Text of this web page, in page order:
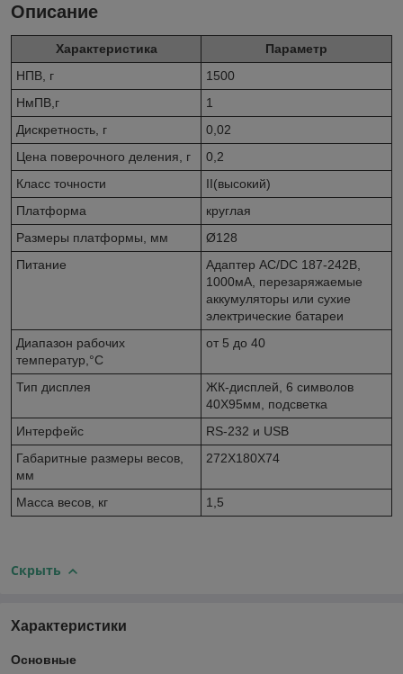
Описание
Характеристика
Параметр
НПВ, г
1500
НмПВ,г
1
Дискретность, г
0,02
Цена поверочного деления, г
0,2
Класс точности
II(высокий)
Платформа
круглая
Размеры платформы, мм
Ø128
Питание
Адаптер AC/DC 187-242В,
1000мА, перезаряжаемые
аккумуляторы или сухие
электрические батареи
Диапазон рабочих
температур,°С
от 5 до 40
Тип дисплея
ЖК-дисплей, 6 символов
40X95мм, подсветка
Интерфейс
RS-232 и USB
Габаритные размеры весов,
мм
272X180X74
Масса весов, кг 1,5
Скрыть
Характеристики
Основные